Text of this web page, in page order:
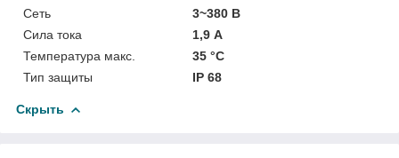
Сеть
3~380 В
Сила тока
1,9 А
Температура макс.
35 °С
Тип защиты
IP 68
Скрыть